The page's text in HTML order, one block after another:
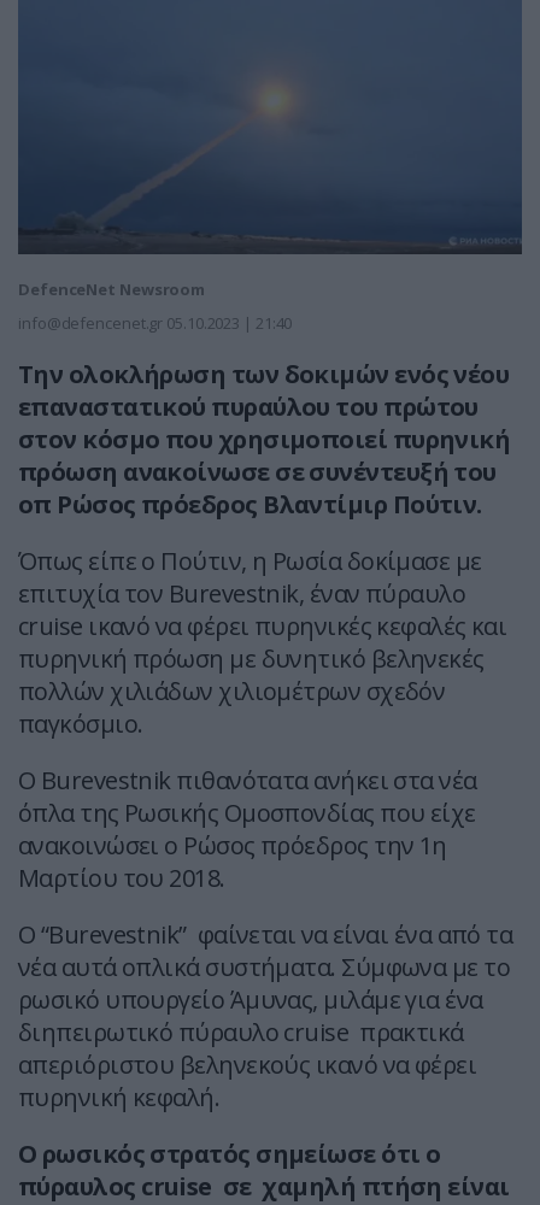
DefenceNet Newsroom
info@defencenet.gr 05.10.2023 | 21:40
Την ολοκλήρωση των δοκιμών ενός νέου
επαναστατικού πυραύλου του πρώτου
στον κόσμο που χρησιμοποιεί πυρηνική
πρόωση ανακοίνωσε σε συνέντευξή του
οπ Ρώσος πρόεδρος Βλαντίμιρ Πούτιν.
Όπως είπε ο Πούτιν, η Ρωσία δοκίμασε με
επιτυχία τον Burevestnik, έναν πύραυλο
cruise ικανό να φέρει πυρηνικές κεφαλές και
πυρηνική πρόωση με δυνητικό βεληνεκές
πολλών χιλιάδων χιλιομέτρων σχεδόν
παγκόσμιο.
Ο Burevestnik πιθανότατα ανήκει στα νέα
όπλα της Ρωσικής Ομοσπονδίας που είχε
ανακοινώσει ο Ρώσος πρόεδρος την 1η
Μαρτίου του 2018.
Ο “Burevestnik” φαίνεται να είναι ένα από τα
νέα αυτά οπλικά συστήματα. Σύμφωνα με το
ρωσικό υπουργείο Άμυνας, μιλάμε για ένα
διηπειρωτικό πύραυλο cruise πρακτικά
απεριόριστου βεληνεκούς ικανό να φέρει
πυρηνική κεφαλή.
Ο ρωσικός στρατός σημείωσε ότι ο
πύραυλος cruise σε χαμηλή πτήση είναι